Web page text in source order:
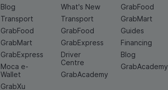
Blog
Transport
GrabFood
GrabMart
GrabExpress
Moca e-
Wallet
GrabXu
What's New
Transport
GrabFood
GrabExpress
Driver
Centre
GrabAcademy
GrabFood
GrabMart
Guides
Financing
Blog
GrabAcademy